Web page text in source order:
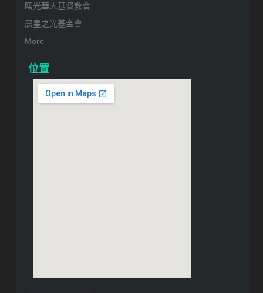
曙光華人基督教會
晨星之光基金會
More
位置